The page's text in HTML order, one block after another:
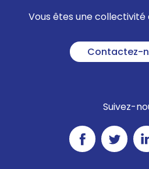
Vous êtes une collectivité
Contactez-
Suivez-